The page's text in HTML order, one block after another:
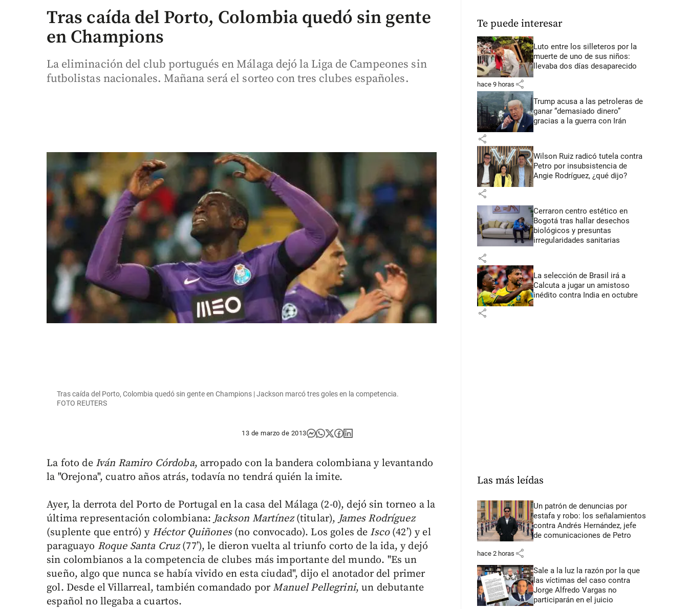
Tras caída del Porto, Colombia quedó sin gente
en Champions
La eliminación del club portugués en Málaga dejó la Liga de Campeones sin
futbolistas nacionales. Mañana será el sorteo con tres clubes españoles.
Tras caída del Porto, Colombia quedó sin gente en Champions | Jackson marcó tres goles en la competencia.
FOTO REUTERS
13 de marzo de 2013
La foto de Iván Ramiro Córdoba, arropado con la bandera colombiana y levantando
la "Orejona", cuatro años atrás, todavía no tendrá quién la imite.
Ayer, la derrota del Porto de Portugal en la casa del Málaga (2-0), dejó sin torneo a la
última representación colombiana:Jackson Martínez(titular),James Rodríguez
(suplente que entró) y Héctor Quiñones(no convocado). Los goles de Isco(42’) y el
paraguayo Roque Santa Cruz(77’), le dieron vuelta al triunfo corto de la ida, y dejó
sin colombianos a la competencia de clubes más importante del mundo. "Es un
sueño, algo que nunca se había vivido en esta ciudad", dijo el anotador del primer
gol. Desde el Villarreal, también comandado por Manuel Pellegrini, un debutante
español no llegaba a cuartos.
Te puede interesar
Luto entre los silleteros por la
muerte de uno de sus niños:
llevaba dos días desaparecido
hace 9 horas share
Trump acusa a las petroleras de
ganar “demasiado dinero”
gracias a la guerra con Irán
share
Wilson Ruiz radicó tutela contra
Petro por insubsistencia de
Angie Rodríguez, ¿qué dijo?
share
Cerraron centro estético en
Bogotá tras hallar desechos
biológicos y presuntas
irregularidades sanitarias
share
La selección de Brasil irá a
Calcuta a jugar un amistoso
inédito contra India en octubre
share
Las más leídas
Un patrón de denuncias por
estafa y robo: los señalamientos
contra Andrés Hernández, jefe
de comunicaciones de Petro
hace 2 horas share
Sale a la luz la razón por la que
las víctimas del caso contra
Jorge Alfredo Vargas no
participarán en el juicio